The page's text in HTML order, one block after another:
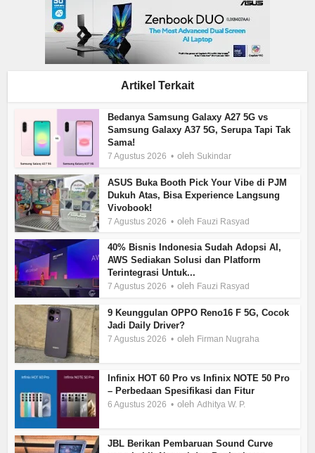
Artikel Terkait
Bedanya Samsung Galaxy A27 5G vs
Samsung Galaxy A37 5G, Serupa Tapi Tak
Sama!
7 Agustus 2026 oleh Sukindar
ASUS Buka Booth Pick Your Vibe di PJM
Dukuh Atas, Bisa Experience Langsung
Vivobook!
7 Agustus 2026 oleh Fauzi Rasyad
40% Bisnis Indonesia Sudah Adopsi AI,
AWS Sediakan Solusi dan Platform
Terintegrasi Untuk...
7 Agustus 2026 oleh Fauzi Rasyad
9 Keunggulan OPPO Reno16 F 5G, Cocok
Jadi Daily Driver?
7 Agustus 2026 oleh Firman Nugraha
Infinix HOT 60 Pro vs Infinix NOTE 50 Pro
– Perbedaan Spesifikasi dan Fitur
6 Agustus 2026 olehAdhitya W. P.
JBL Berikan Pembaruan Sound Curve